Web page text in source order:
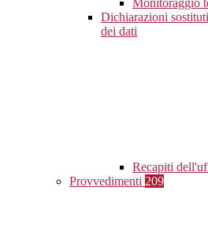
Monitoraggio
Dichiarazioni
dei dati
Recapiti
Provvedimenti 209